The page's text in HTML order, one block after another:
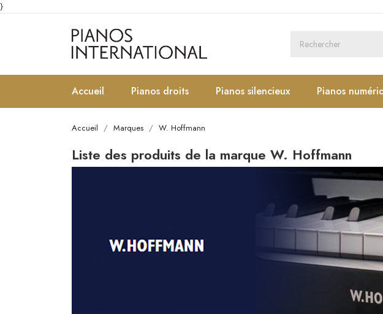
}
Accueil Pianos droits Pianos silencieux Pianos
Accueil Marques W. Hoffmann
Liste des produits de la marque W. Hoffmann